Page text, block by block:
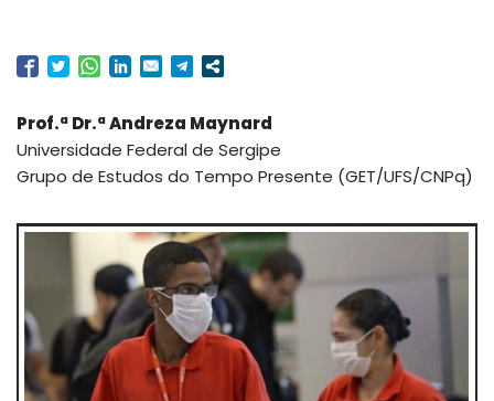
Prof.ª Dr.ª Andreza Maynard
Universidade Federal de Sergipe
Grupo de Estudos do Tempo Presente (GET/UFS/CNPq)